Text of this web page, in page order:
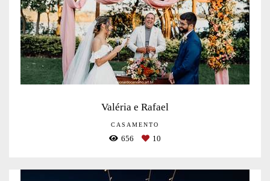
Valéria e Rafael
CASAMENTO
656 10